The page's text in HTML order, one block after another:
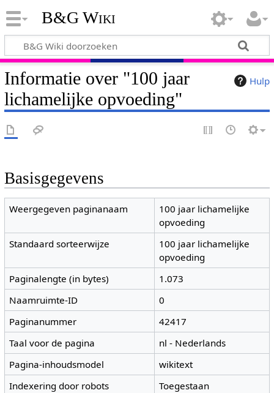
B&G Wiki
Hulp
Informatie over "100 jaar
lichamelijke opvoeding"
Basisgegevens
Weergegeven paginanaam
100 jaar lichamelijke
opvoeding
Standaard sorteerwijze
100 jaar lichamelijke
opvoeding
Paginalengte (in bytes)
1.073
Naamruimte-ID
0
Paginanummer
42417
Taal voor de pagina
nl - Nederlands
Pagina-inhoudsmodel
wikitext
Indexering door robots
Toegestaan